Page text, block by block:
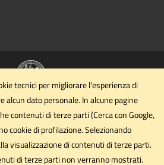
scienze sociali, umane e della
formazione
degli Studi di Perugia
Ermini, 1 - Perugia
tecnici per migliorare l'esperienza di
alcun dato personale. In alcune pagine
contenuti di terze parti (Cerca con Google,
cookie di profilazione. Selezionando
visualizzazione di contenuti di terze parti.
di terze parti non verranno mostrati.